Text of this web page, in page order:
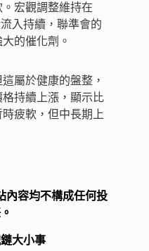
宏觀調整維持在
入持續，聯準會的
的催化劑。
屬於健康的盤整，
持續上漲，顯示比
疲軟，但中長期上
內容均不構成任何投
大小事